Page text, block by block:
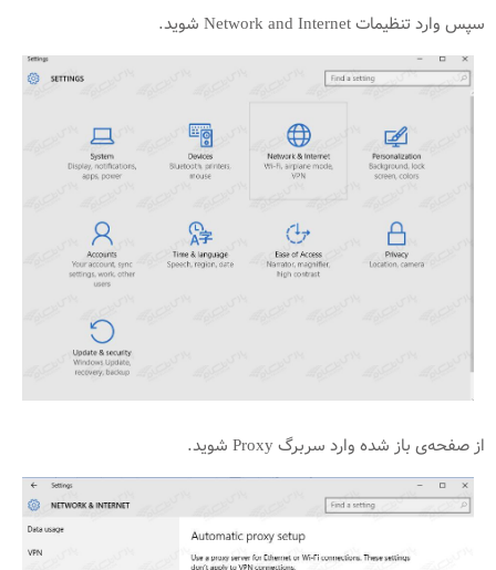
سپس وارد تنظیمات Network and Internet شوید.
از صفحه‌ی باز شده وارد سربرگ Proxy شوید.